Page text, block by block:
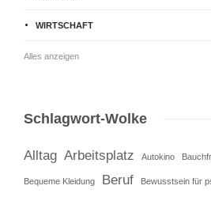
WIRTSCHAFT
Alles anzeigen
Schlagwort-Wolke
Alltag Arbeitsplatz Autokino
Bequeme Kleidung Beruf Bewusstsein für